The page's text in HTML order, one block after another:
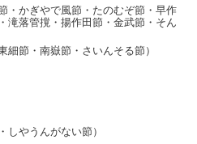
・かぎやで風節・たのむぞ節・早作
滝落管撹・揚作田節・金武節・そん
節・南嶽節・さいんそる節）
やうんがない節）